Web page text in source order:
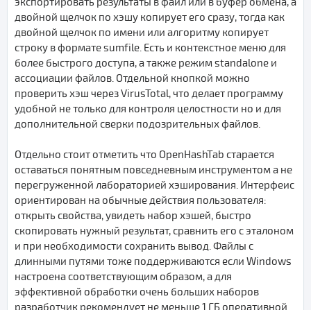
двойной щелчок по хэшу копирует его сразу, тогда как
двойной щелчок по имени или алгоритму копирует
строку в формате sumfile. Есть и контекстное меню для
более быстрого доступа, а также режим standalone и
ассоциации файлов. Отдельной кнопкой можно
проверить хэш через VirusTotal, что делает программу
удобной не только для контроля целостности но и для
дополнительной сверки подозрительных файлов.
Отдельно стоит отметить что OpenHashTab старается
оставаться понятным повседневным инструментом а не
перегруженной лабораторией хэширования. Интерфеис
ориентирован на обычные действия пользователя:
открыть свойства, увидеть набор хэшей, быстро
скопировать нужный результат, сравнить его с эталоном
и при необходимости сохранить вывод. Файлы с
длинными путями тоже поддерживаются если Windows
настроена соответствующим образом, а для
эффективной обработки очень больших наборов
разработчик рекомендует не меньше 1 ГБ оперативной